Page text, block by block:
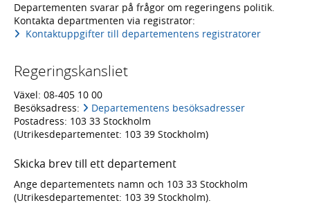
Departementen svarar på frågor om regeringens politik.
Kontakta departmenten via registrator:
Kontaktuppgifter till departementens registratorer
Regeringskansliet
Växel: 08-405 10 00
Besöksadress:
Departementens besöksadresser
Postadress: 103 33 Stockholm
(Utrikesdepartementet: 103 39 Stockholm)
Skicka brev till ett departement
Ange departementets namn och 103 33 Stockholm
(Utrikesdepartementet: 103 39 Stockholm).